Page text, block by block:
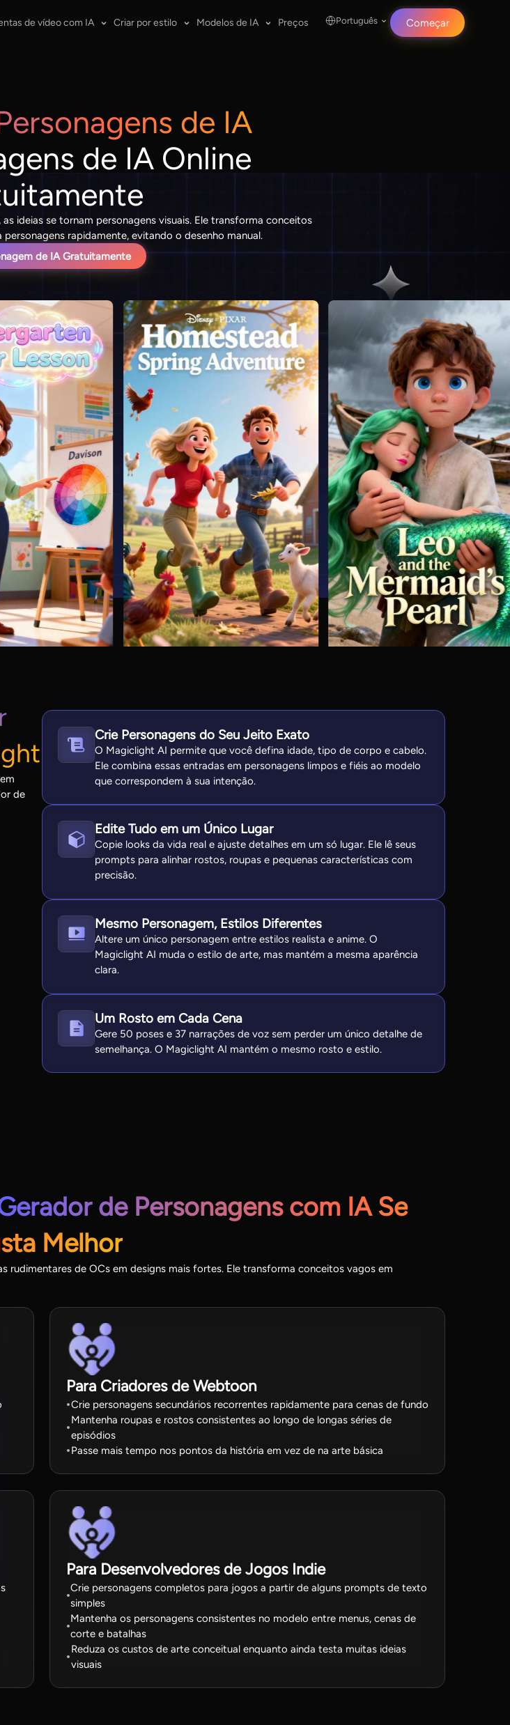
de vídeo com IA Criar por estilo Modelos de IA Preços Português Começar
de IA
de IA Online
ideias se tornam personagens visuais. Ele transforma conceitos
personagens rapidamente, evitando o desenho manual.
de IA Gratuitamente
de
Crie Personagens do Seu Jeito Exato
O Magiclight AI permite que você defina idade, tipo de corpo e cabelo.
Ele combina essas entradas em personagens limpos e fiéis ao modelo
que correspondem à sua intenção.
Edite Tudo em um Único Lugar
Copie looks da vida real e ajuste detalhes em um só lugar. Ele lê seus
prompts para alinhar rostos, roupas e pequenas características com
precisão.
Mesmo Personagem, Estilos Diferentes
Altere um único personagem entre estilos realista e anime. O
Magiclight AI muda o estilo de arte, mas mantém a mesma aparência
clara.
Um Rosto em Cada Cena
Gere 50 poses e 37 narrações de voz sem perder um único detalhe de
semelhança. O Magiclight AI mantém o mesmo rosto e estilo.
de Personagens com IA Se
Melhor
de OCs em designs mais fortes. Ele transforma conceitos vagos em
Para Criadores de Webtoon
Crie personagens secundários recorrentes rapidamente para cenas de fundo
Mantenha roupas e rostos consistentes ao longo de longas séries de
episódios
Passe mais tempo nos pontos da história em vez de na arte básica
Para Desenvolvedores de Jogos Indie
Crie personagens completos para jogos a partir de alguns prompts de texto
simples
Mantenha os personagens consistentes no modelo entre menus, cenas de
corte e batalhas
Reduza os custos de arte conceitual enquanto ainda testa muitas ideias
visuais